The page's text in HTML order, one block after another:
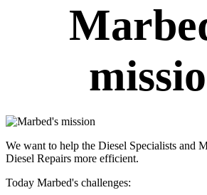
We want to help the Diesel Specialists and
Diesel Repairs more efficient.
Today Marbed's challenges: